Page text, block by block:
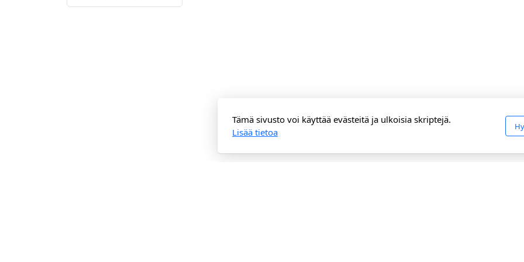
Tämä sivusto voi käyttää evästeitä ja ulkoisia skriptejä.
Lisää tietoa